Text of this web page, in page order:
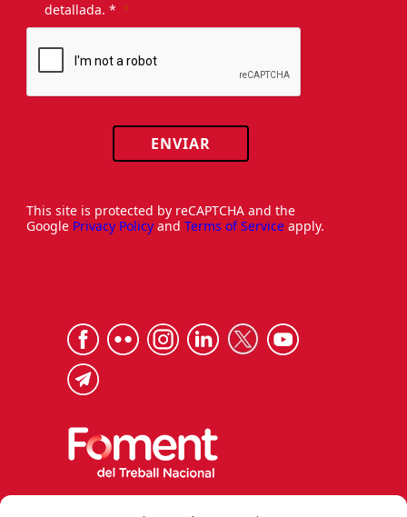
detallada. *
ENVIAR
This site is protected by reCAPTCHA and the
Google Privacy Policy and Terms of Service apply.